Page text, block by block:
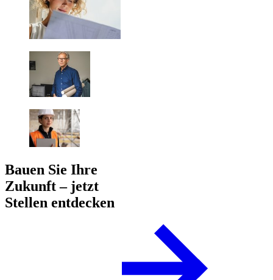
Bauen Sie Ihre
Zukunft – jetzt
Stellen entdecken